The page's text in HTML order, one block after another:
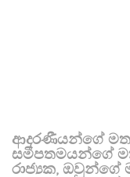
ආදරණීයන්ගේ
සමීපතමයන්ගේ
රාජ්‍යක,